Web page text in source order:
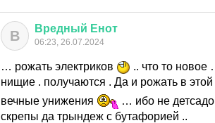
В Вредный Енот
06:23, 26.07.2024
… рожать электриков
.. что то новое
нищие . получаются . Да и рожать в
вечные унижения
… ибо не
скрепы да трындеж с бутафорией ..